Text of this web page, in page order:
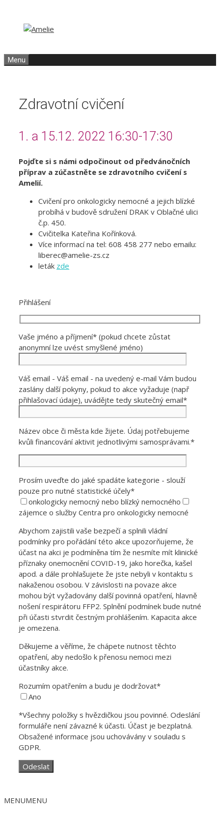
obsah
obsah
Menu
Zdravotní cvičení
1. a 15.12. 2022 16:30-17:30
Pojďte si s námi odpočinout od předvánočních
příprav a zúčastněte se zdravotního cvičení s
Amelií.
Cvičení pro onkologicky nemocné a jejich blízké
probíhá v budově sdružení DRAK v Oblačné ulici
č.p. 450.
Cvičitelka Kateřina Kořínková.
Více informací na tel: 608 458 277 nebo emailu:
liberec@amelie-zs.cz
leták zde
Přihlášení
Vaše jméno a příjmení* (pokud chcete zůstat
anonymní lze uvést smyšlené jméno)
Váš email - Váš email - na uvedený e-mail Vám budou
zaslány další pokyny, pokud to akce vyžaduje (např
přihlašovací údaje), uvádějte tedy skutečný email*
Název obce či města kde žijete. Údaj potřebujeme
kvůli financování aktivit jednotlivými samosprávami.*
Prosím uveďte do jaké spadáte kategorie - slouží
pouze pro nutné statistické účely*
onkologicky nemocný nebo blízký nemocného
zájemce o služby Centra pro onkologicky nemocné
Abychom zajistili vaše bezpečí a splnili vládní
podmínky pro pořádání této akce upozorňujeme, že
účast na akci je podmíněna tím že nesmíte mít klinické
příznaky onemocnění COVID-19, jako horečka, kašel
apod. a dále prohlašujete že jste nebyli v kontaktu s
nakaženou osobou. V závislosti na povaze akce
mohou být vyžadovány další povinná opatření, hlavně
nošení respirátoru FFP2. Splnění podmínek bude nutné
při účasti stvrdit čestným prohlášením. Kapacita akce
je omezena.
Děkujeme a věříme, že chápete nutnost těchto
opatření, aby nedošlo k přenosu nemoci mezi
účastníky akce.
Rozumím opatřením a budu je dodržovat*
Ano
*Všechny položky s hvězdičkou jsou povinné. Odeslání
formuláře není závazné k účasti. Účast je bezplatná.
Obsažené informace jsou uchovávány v souladu s
GDPR.
MENUMENU